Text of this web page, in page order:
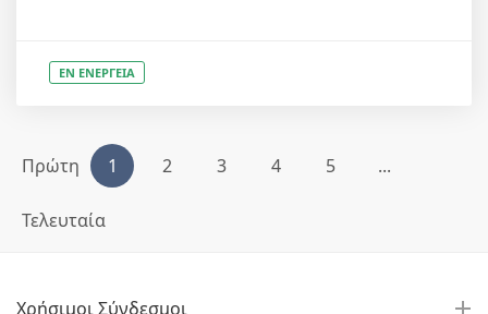
ΕΝ ΕΝΕΡΓΕΙΑ
Πρώτη 1 2 3 4 5 ...
Τελευταία
Χρήσιμοι Σύνδεσμοι